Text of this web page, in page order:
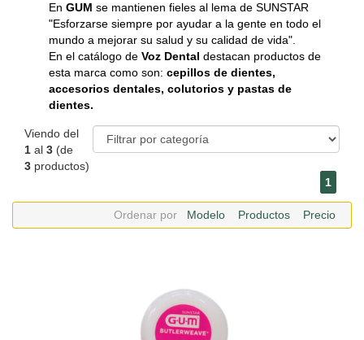
En GUM se mantienen fieles al lema de SUNSTAR
"Esforzarse siempre por ayudar a la gente en todo el
mundo a mejorar su salud y su calidad de vida".
En el catálogo de Voz Dental destacan productos de
esta marca como son: cepillos de dientes,
accesorios dentales, colutorios y pastas de
dientes.
Viendo del
1 al 3 (de
3 productos)
1
Ordenar por Modelo Productos Precio